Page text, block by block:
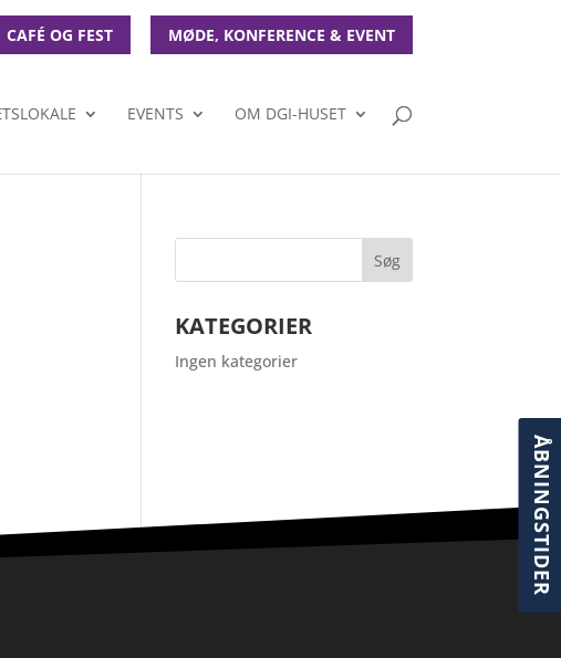
ÅBNINGSTIDER
CAFÉ OG FEST MØDE, KONFERENCE & EVENT
EVENTS OM DGI-HUSET
KATEGORIER
Ingen kategorier